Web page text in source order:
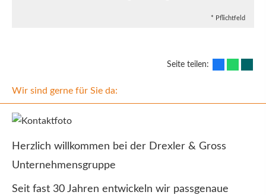
* Pflichtfeld
Seite teilen:
Wir sind gerne für Sie da:
Herzlich willkommen bei der Drexler & Gross
Unternehmensgruppe
Seit fast 30 Jahren entwickeln wir passgenaue